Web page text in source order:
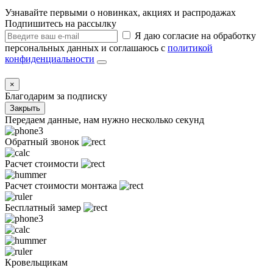
Узнавайте первыми о новинках, акциях и распродажах
Подпишитесь на рассылку
Я даю согласие на обработку
персональных данных и соглашаюсь с политикой
конфиденциальности
×
Благодарим за подписку
Закрыть
Передаем данные, нам нужно несколько секунд
Обратный звонок
Расчет стоимости
Расчет стоимости монтажа
Бесплатный замер
Кровельщикам